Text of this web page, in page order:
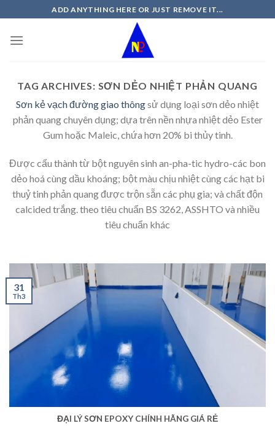
to
content
ADD ANYTHING HERE OR JUST REMOVE IT...
TAG ARCHIVES: SƠN DẺO NHIỆT PHẢN QUANG
Sơn kẻ vạch đường giao thôngsử dụng loại sơn dẻo nhiệt
phản quang chuyên dụng; dựa trên nền nhựa nhiệt dẻo Ester
Gum hoặc Maleic, chứa hơn 20% bi thủy tinh.
Được cấu thành từ bột nguyên sinh an-pha-tic hydro-các bon
dẻo hoá cùng dầu khoáng; bột màu chịu nhiệt cùng các hạt bi
thuỷ tinh phản quang được trộn sẵn các phụ gia; và chất độn
calcided trắng. theo tiêu chuẩn BS 3262, ASSHTO và nhiều
tiêu chuẩn khác
ĐẠI LÝ SƠN EPOXY CHÍNH HÃNG GIÁ RẺ
31
Th3